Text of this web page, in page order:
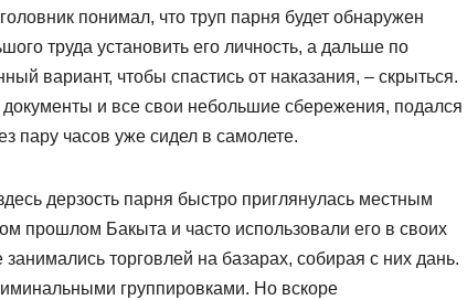
понимал, что труп парня будет обнаружен
труда установить его личность, а дальше по
вариант, чтобы спастись от наказания, – скрыться.
и все свои небольшие сбережения, подался
пару часов уже сидел в самолете.
дерзость парня быстро приглянулась местным
прошлом Бакыта и часто использовали его в своих
торговлей на базарах, собирая с них дань.
группировками. Но вскоре